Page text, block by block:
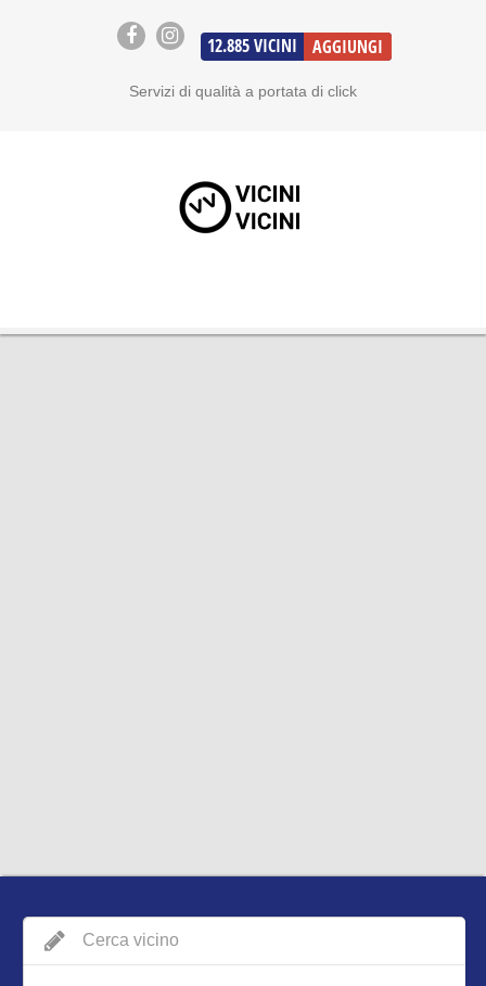
12.885 VICINI AGGIUNGI
Servizi di qualità a portata di click